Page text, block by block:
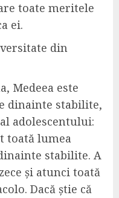
toate meritele
ei.
din
Medeea este
dinainte stabilite,
adolescentului:
toată lumea
stabilite. A
și atunci toată
Dacă știe că